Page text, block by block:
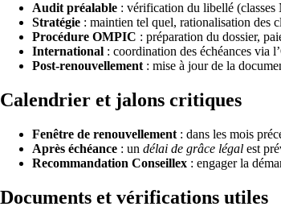
Audit préalable : vérification du libellé (classes
Stratégie : maintien tel quel, rationalisation des
Procédure OMPIC : préparation du dossier,
International : coordination des échéances via
Post-renouvellement : mise à jour de la
Calendrier et jalons critiques
Fenêtre de renouvellement : dans les mois
Après échéance : un délai de grâce légal est
Recommandation Conseillex : engager la
Documents et vérifications utiles